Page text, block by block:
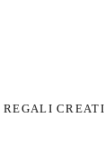
REGALI